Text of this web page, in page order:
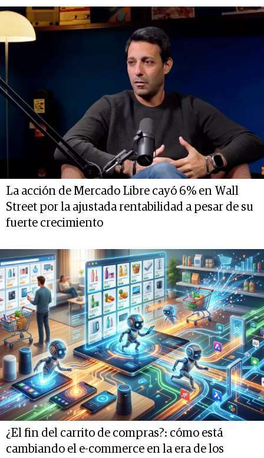
La acción de Mercado Libre cayó 6% en Wall
Street por la ajustada rentabilidad a pesar de su
fuerte crecimiento
¿El fin del carrito de compras?: cómo está
cambiando el e-commerce en la era de los